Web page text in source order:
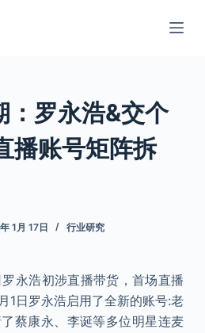
罗永浩&交个
播账号矩阵拆
1月 17日 行业研究
永浩初涉直播带货，首场直播
1日罗永浩启用了全新的账号:老
蔡康永、李诞等多位明星连麦